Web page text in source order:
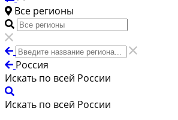
Все регионы
Россия
Искать по всей России
Искать по всей России